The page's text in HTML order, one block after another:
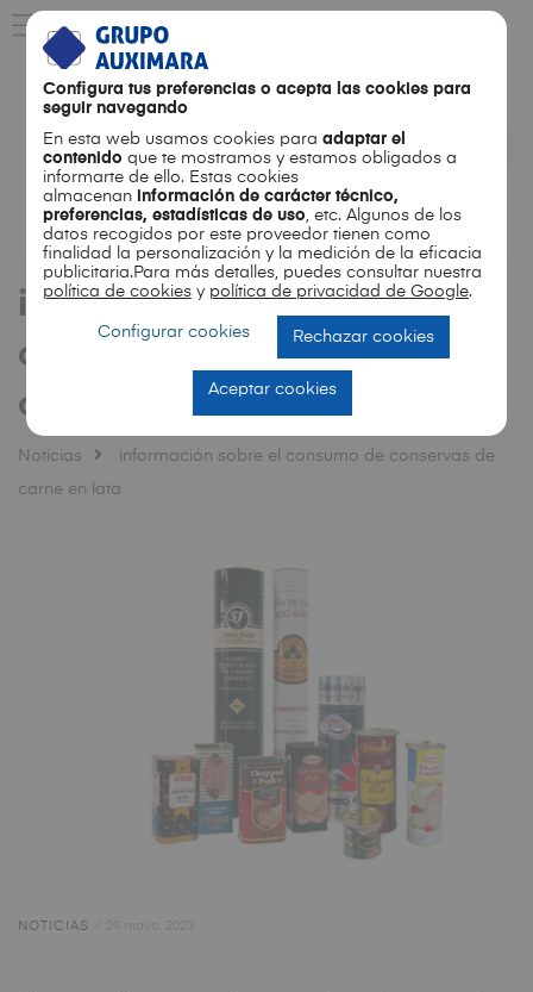
Configura tus preferencias o acepta las cookies para
seguir navegando
En esta web usamos cookies para adaptar el
contenido que te mostramos y estamos obligados a
informarte de ello. Estas cookies
almacenan
información de carácter técnico,
preferencias, estadísticas de uso, etc. Algunos de los
datos recogidos por este proveedor tienen como
finalidad la personalización y la medición de la eficacia
publicitaria.Para más detalles, puedes consultar nuestra
política de cookiesy política de privacidad de Google.
Configurar cookies Rechazar cookies
Aceptar cookies
ES
Noticias
información sobre el consumo de conservas de
carne en lata
información sobre el
consumo de conservas de
carne en lata
NOTICIAS